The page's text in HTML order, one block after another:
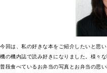
今回は、私の好きな本をご紹介したいと思
機の機内誌で読み好きになりました。様々
普段食べているお弁当の写真とお弁当の思い